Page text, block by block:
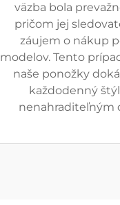
väzba bola
pričom jej
záujem o nákup
modelov. Tento
naše ponožky
každodenný
nenahraditeľným